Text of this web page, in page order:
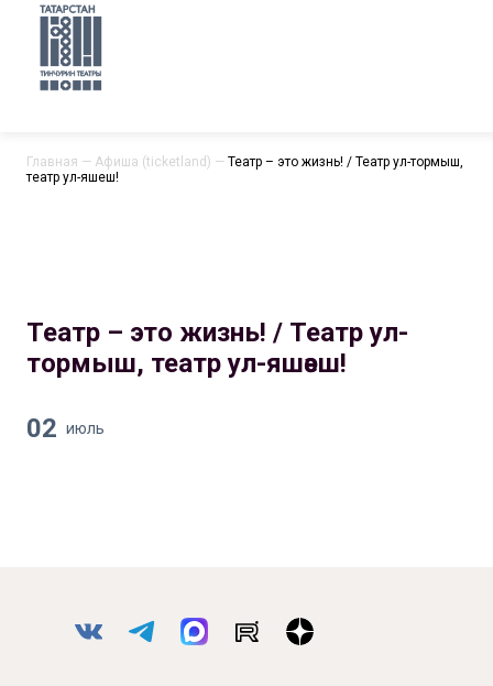
Главная — Афиша (ticketland) — Театр – это жизнь! / Театр ул-тормыш,
театр ул-яшәеш!
Театр – это жизнь! / Театр ул-
тормыш, театр ул-яшәеш!
02 июль